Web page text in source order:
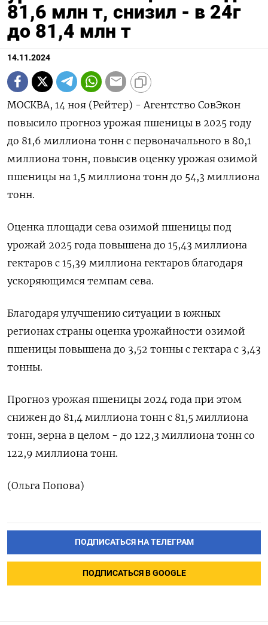
81,6 млн т, снизил - в 24г
до 81,4 млн т
14.11.2024
МОСКВА, 14 ноя (Рейтер) - Агентство СовЭкон
повысило прогноз урожая пшеницы в 2025 году
до 81,6 миллиона тонн с первоначального в 80,1
миллиона тонн, повысив оценку урожая озимой
пшеницы на 1,5 миллиона тонн до 54,3 миллиона
тонн.
Оценка площади сева озимой пшеницы под
урожай 2025 года повышена до 15,43 миллиона
гектаров с 15,39 миллиона гектаров благодаря
ускоряющимся темпам сева.
Благодаря улучшению ситуации в южных
регионах страны оценка урожайности озимой
пшеницы повышена до 3,52 тонны с гектара с 3,43
тонны.
Прогноз урожая пшеницы 2024 года при этом
снижен до 81,4 миллиона тонн с 81,5 миллиона
тонн, зерна в целом - до 122,3 миллиона тонн со
122,9 миллиона тонн.
(Ольга Попова)
ПОДПИСАТЬСЯ НА ТЕЛЕГРАМ
ПОДПИСАТЬСЯ В GOOGLE